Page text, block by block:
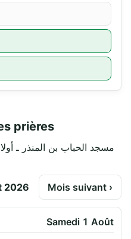
prières
2026 Mois suivant ›
Samedi 1 Août